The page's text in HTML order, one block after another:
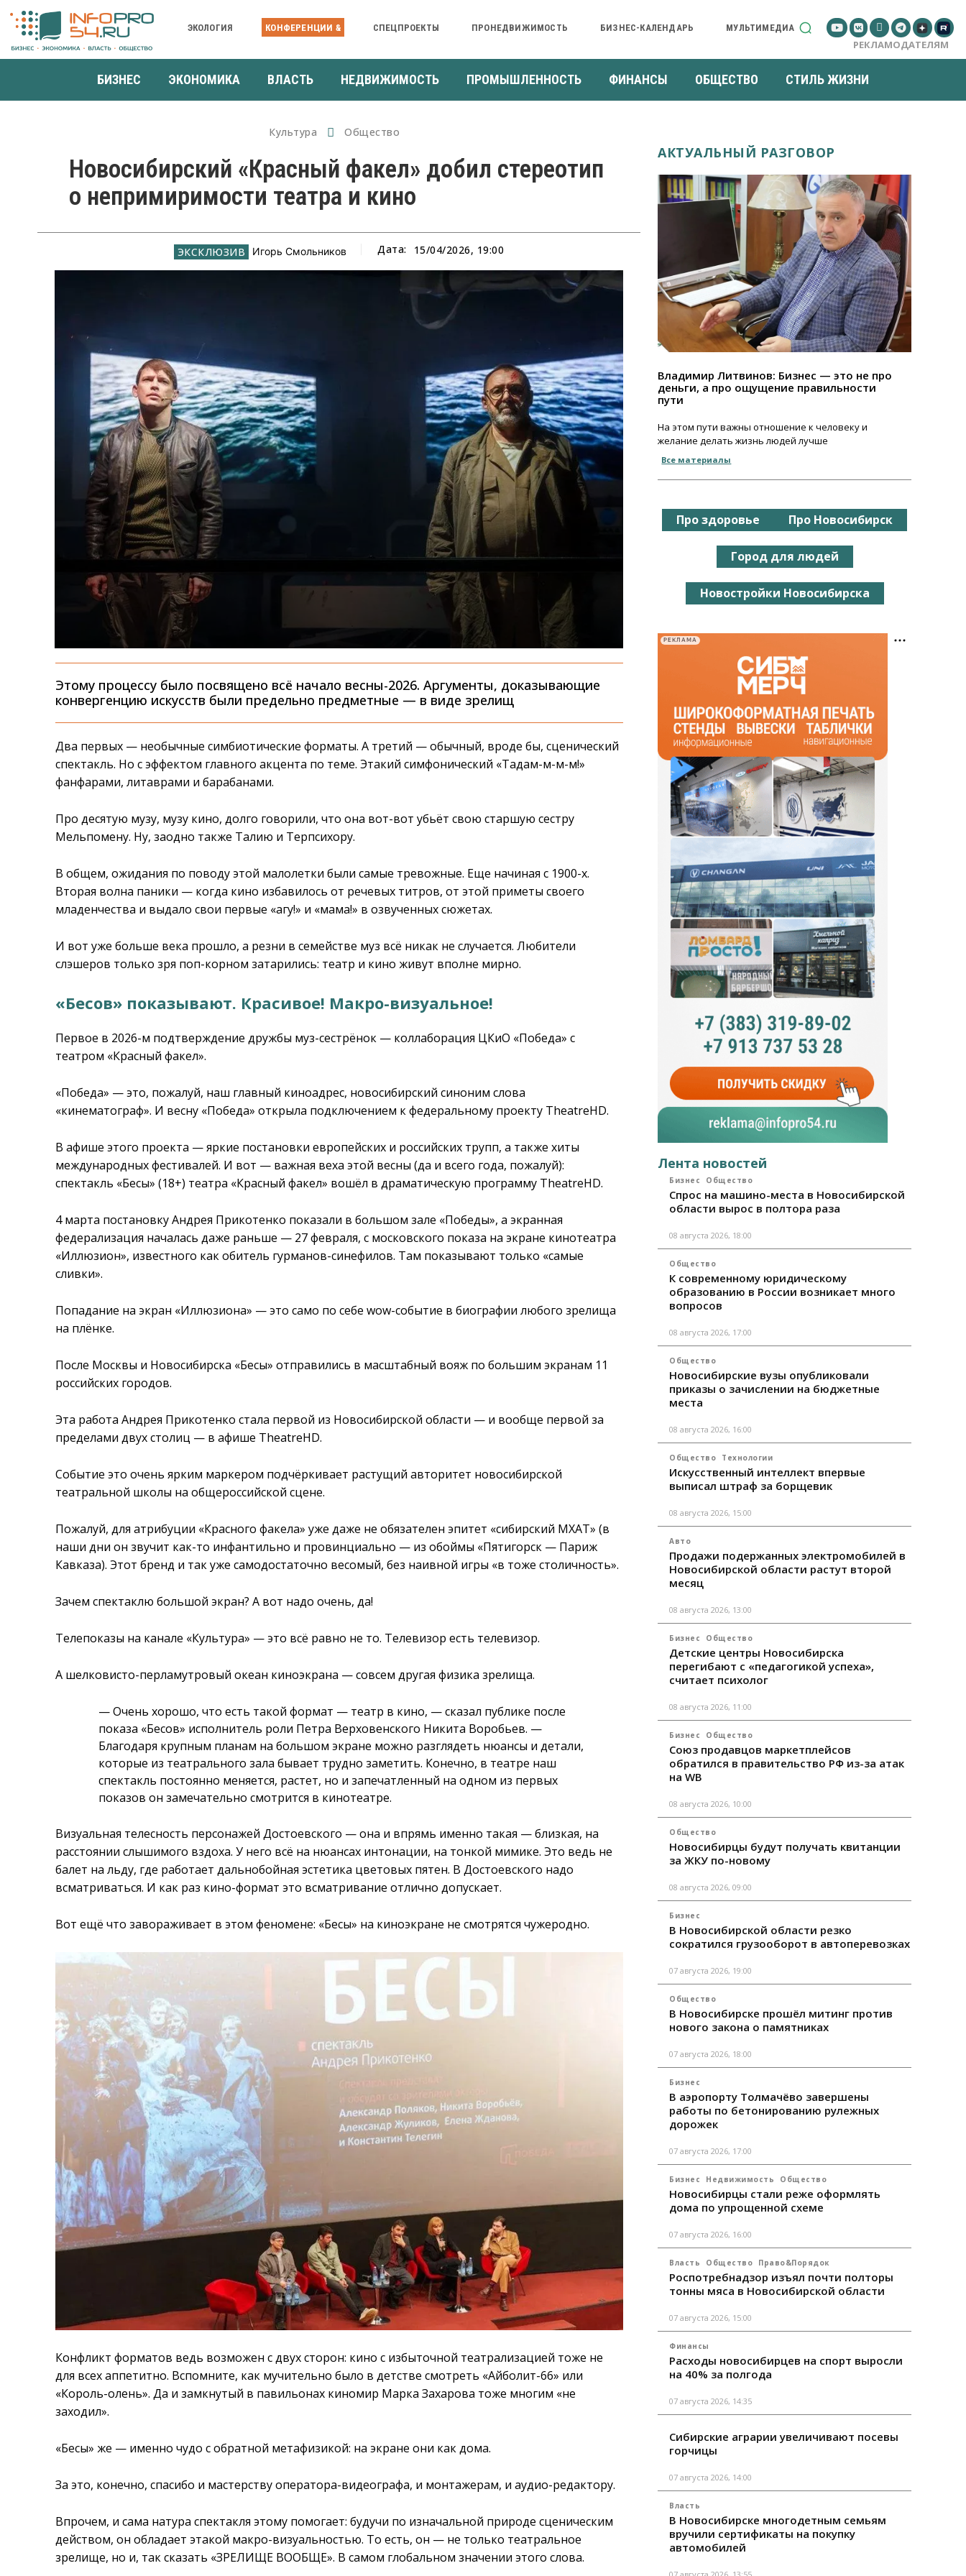
ЭКОЛОГИЯ КОНФЕРЕНЦИИ & СПЕЦПРОЕКТЫ ПРОНЕДВИЖИМОСТЬ БИЗНЕС-КАЛЕНДАРЬ МУЛЬТИМЕДИА
РЕКЛАМОДАТЕЛЯМ
БИЗНЕС ЭКОНОМИКА ВЛАСТЬ НЕДВИЖИМОСТЬ ПРОМЫШЛЕННОСТЬ ФИНАНСЫ ОБЩЕСТВО СТИЛЬ ЖИЗНИ
Культура Общество
Новосибирский «Красный факел» добил стереотип
о непримиримости театра и кино
Игорь Смольников Дата: 15/04/2026, 19:00
Этому процессу было посвящено всё начало весны-2026. Аргументы, доказывающие
конвергенцию искусств были предельно предметные — в виде зрелищ
Два первых — необычные симбиотические форматы. А третий — обычный, вроде бы, сценический
спектакль. Но с эффектом главного акцента по теме. Этакий симфонический «Тадам-м-м-м!»
фанфарами, литаврами и барабанами.
Про десятую музу, музу кино, долго говорили, что она вот-вот убьёт свою старшую сестру
Мельпомену. Ну, заодно также Талию и Терпсихору.
В общем, ожидания по поводу этой малолетки были самые тревожные. Еще начиная с 1900-х.
Вторая волна паники — когда кино избавилось от речевых титров, от этой приметы своего
младенчества и выдало свои первые «агу!» и «мама!» в озвученных сюжетах.
И вот уже больше века прошло, а резни в семействе муз всё никак не случается. Любители
слэшеров только зря поп-корном затарились: театр и кино живут вполне мирно.
«Бесов» показывают. Красивое! Макро-визуальное!
Первое в 2026-м подтверждение дружбы муз-сестрёнок — коллаборация ЦКиО «Победа» с
театром «Красный факел».
«Победа» — это, пожалуй, наш главный киноадрес, новосибирский синоним слова
«кинематограф». И весну «Победа» открыла подключением к федеральному проекту TheatreHD.
В афише этого проекта — яркие постановки европейских и российских трупп, а также хиты
международных фестивалей. И вот — важная веха этой весны (да и всего года, пожалуй):
спектакль «Бесы» (18+) театра «Красный факел» вошёл в драматическую программу TheatreHD.
4 марта постановку Андрея Прикотенко показали в большом зале «Победы», а экранная
федерализация началась даже раньше — 27 февраля, с московского показа на экране кинотеатра
«Иллюзион», известного как обитель гурманов-синефилов. Там показывают только «самые
сливки».
Попадание на экран «Иллюзиона» — это само по себе wow-событие в биографии любого зрелища
на плёнке.
После Москвы и Новосибирска «Бесы» отправились в масштабный вояж по большим экранам 11
российских городов.
Эта работа Андрея Прикотенко стала первой из Новосибирской области — и вообще первой за
пределами двух столиц — в афише TheatreHD.
Событие это очень ярким маркером подчёркивает растущий авторитет новосибирской
театральной школы на общероссийской сцене.
Пожалуй, для атрибуции «Красного факела» уже даже не обязателен эпитет «сибирский МХАТ» (в
наши дни он звучит как-то инфантильно и провинциально — из обоймы «Пятигорск — Париж
Кавказа). Этот бренд и так уже самодостаточно весомый, без наивной игры «в тоже столичность».
Зачем спектаклю большой экран? А вот надо очень, да!
Телепоказы на канале «Культура» — это всё равно не то. Телевизор есть телевизор.
А шелковисто-перламутровый океан киноэкрана — совсем другая физика зрелища.
— Очень хорошо, что есть такой формат — театр в кино, — сказал публике после
показа «Бесов» исполнитель роли Петра Верховенского Никита Воробьев. —
Благодаря крупным планам на большом экране можно разглядеть нюансы и детали,
которые из театрального зала бывает трудно заметить. Конечно, в театре наш
спектакль постоянно меняется, растет, но и запечатленный на одном из первых
показов он замечательно смотрится в кинотеатре.
Визуальная телесность персонажей Достоевского — она и впрямь именно такая — близкая, на
расстоянии слышимого вздоха. У него всё на нюансах интонации, на тонкой мимике. Это ведь не
балет на льду, где работает дальнобойная эстетика цветовых пятен. В Достоевского надо
всматриваться. И как раз кино-формат это всматривание отлично допускает.
Вот ещё что завораживает в этом феномене: «Бесы» на киноэкране не смотрятся чужеродно.
Конфликт форматов ведь возможен с двух сторон: кино с избыточной театрализацией тоже не
для всех аппетитно. Вспомните, как мучительно было в детстве смотреть «Айболит-66» или
«Король-олень». Да и замкнутый в павильонах киномир Марка Захарова тоже многим «не
заходил».
«Бесы» же — именно чудо с обратной метафизикой: на экране они как дома.
За это, конечно, спасибо и мастерству оператора-видеографа, и монтажерам, и аудио-редактору.
Впрочем, и сама натура спектакля этому помогает: будучи по изначальной природе сценическим
действом, он обладает этакой макро-визуальностью. То есть, он — не только театральное
зрелище, но и, так сказать «ЗРЕЛИЩЕ ВООБЩЕ». В самом глобальном значении этого слова.
АКТУАЛЬНЫЙ РАЗГОВОР
Владимир Литвинов: Бизнес — это не про
деньги, а про ощущение правильности
пути
На этом пути важны отношение к человеку и
желание делать жизнь людей лучше
Все материалы
Про здоровье Про Новосибирск
Город для людей
Новостройки Новосибирска
РЕКЛАМА
Лента новостей
Бизнес Общество
Спрос на машино-места в Новосибирской
области вырос в полтора раза
08 августа 2026, 18:00
Общество
К современному юридическому
образованию в России возникает много
вопросов
08 августа 2026, 17:00
Общество
Новосибирские вузы опубликовали
приказы о зачислении на бюджетные
места
08 августа 2026, 16:00
Общество Технологии
Искусственный интеллект впервые
выписал штраф за борщевик
08 августа 2026, 15:00
Авто
Продажи подержанных электромобилей в
Новосибирской области растут второй
месяц
08 августа 2026, 13:00
Бизнес Общество
Детские центры Новосибирска
перегибают с «педагогикой успеха»,
считает психолог
08 августа 2026, 11:00
Бизнес Общество
Союз продавцов маркетплейсов
обратился в правительство РФ из-за атак
на WB
08 августа 2026, 10:00
Общество
Новосибирцы будут получать квитанции
за ЖКУ по-новому
08 августа 2026, 09:00
Бизнес
В Новосибирской области резко
сократился грузооборот в автоперевозках
07 августа 2026, 19:00
Общество
В Новосибирске прошёл митинг против
нового закона о памятниках
07 августа 2026, 18:00
Бизнес
В аэропорту Толмачёво завершены
работы по бетонированию рулежных
дорожек
07 августа 2026, 17:00
Бизнес Недвижимость Общество
Новосибирцы стали реже оформлять
дома по упрощенной схеме
07 августа 2026, 16:00
Власть Общество Право&Порядок
Роспотребнадзор изъял почти полторы
тонны мяса в Новосибирской области
07 августа 2026, 15:00
Финансы
Расходы новосибирцев на спорт выросли
на 40% за полгода
07 августа 2026, 14:35
Сибирские аграрии увеличивают посевы
горчицы
07 августа 2026, 14:00
Власть
В Новосибирске многодетным семьям
вручили сертификаты на покупку
автомобилей